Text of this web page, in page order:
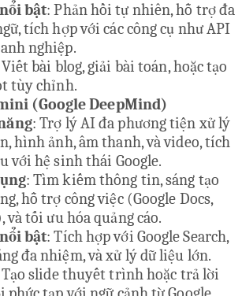
bật: Phản hồi tự nhiên, hỗ trợ đa
tích hợp với các công cụ như API
nghiệp.
Viết bài blog, giải bài toán, hoặc tạo
tùy chỉnh.
(Google DeepMind)
: Trợ lý AI đa phương tiện xử lý
hình ảnh, âm thanh, và video, tích
với hệ sinh thái Google.
: Tìm kiếm thông tin, sáng tạo
hỗ trợ công việc (Google Docs,
và tối ưu hóa quảng cáo.
bật: Tích hợp với Google Search,
đa nhiệm, và xử lý dữ liệu lớn.
Tạo slide thuyết trình hoặc trả lời